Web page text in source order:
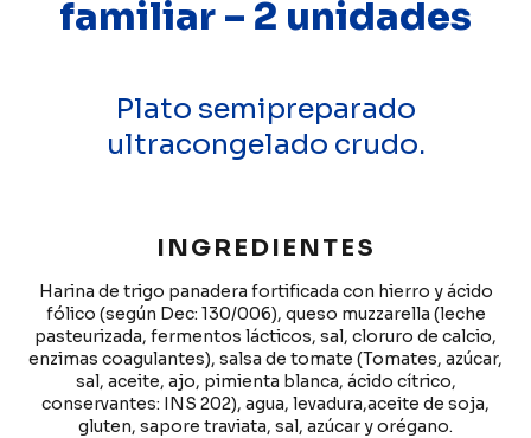
familiar – 2 unidades
Plato semipreparado
ultracongelado crudo.
INGREDIENTES
Harina de trigo panadera fortificada con hierro y ácido
fólico (según Dec: 130/006), queso muzzarella (leche
pasteurizada, fermentos lácticos, sal, cloruro de calcio,
enzimas coagulantes), salsa de tomate (Tomates, azúcar,
sal, aceite, ajo, pimienta blanca, ácido cítrico,
conservantes: INS 202), agua, levadura,aceite de soja,
gluten, sapore traviata, sal, azúcar y orégano.